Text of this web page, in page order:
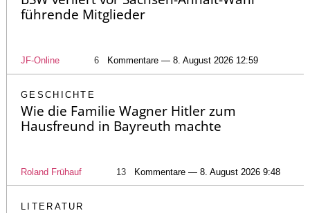
führende Mitglieder
JF-Online 6 Kommentare — 8. August 2026 12:59
GESCHICHTE
Wie die Familie Wagner Hitler zum
Hausfreund in Bayreuth machte
Roland Frühauf 13 Kommentare — 8. August 2026 9:48
LITERATUR